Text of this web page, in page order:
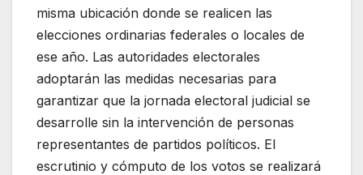
misma ubicación donde se realicen las
elecciones ordinarias federales o locales de
ese año. Las autoridades electorales
adoptarán las medidas necesarias para
garantizar que la jornada electoral judicial se
desarrolle sin la intervención de personas
representantes de partidos políticos. El
escrutinio y cómputo de los votos se realizará